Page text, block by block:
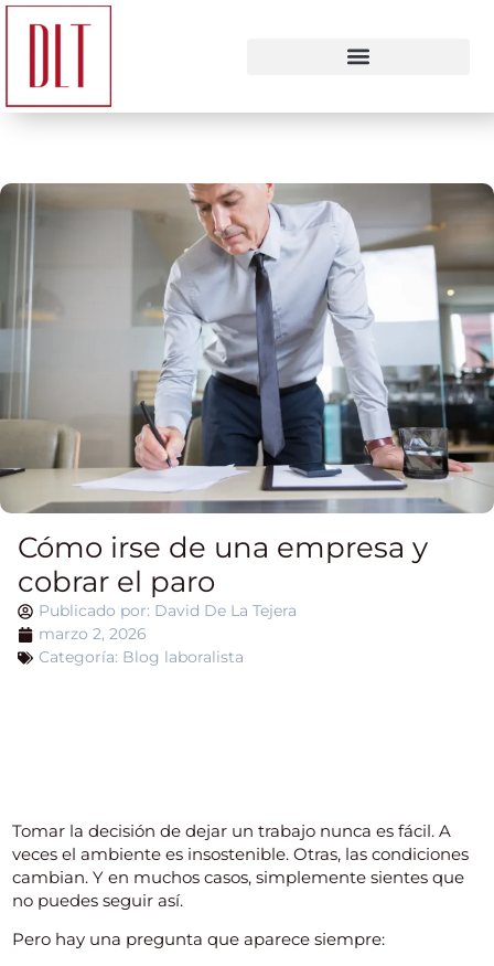
Cómo irse de una empresa y
cobrar el paro
Publicado por: David De La Tejera
marzo 2, 2026
Categoría: Blog laboralista
Tomar la decisión de dejar un trabajo nunca es fácil. A
veces el ambiente es insostenible. Otras, las condiciones
cambian. Y en muchos casos, simplemente sientes que
no puedes seguir así.
Pero hay una pregunta que aparece siempre: